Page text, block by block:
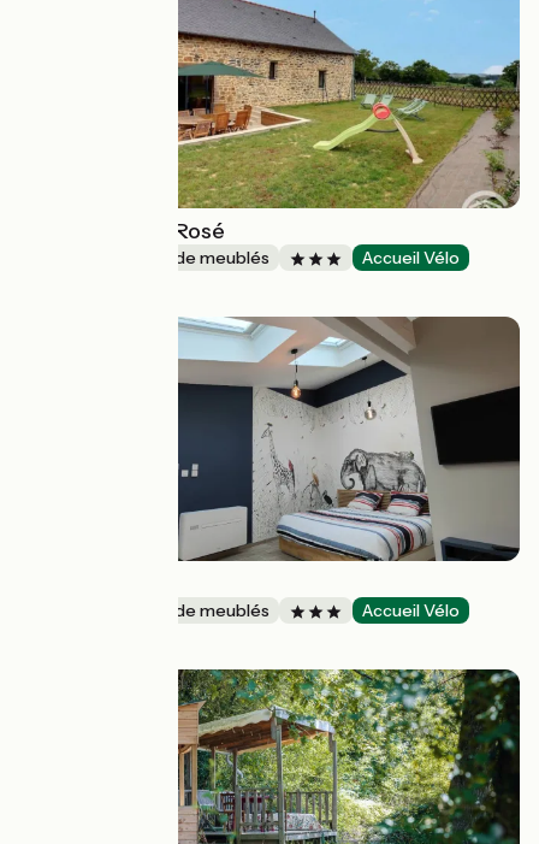
Gîte Le Champ Rosé
Gîtes et locations de meublés Accueil Vélo
Gîtes et locations de meublés Accueil Vélo